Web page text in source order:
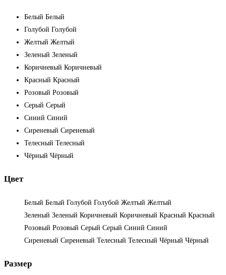
Белый Белый
Голубой Голубой
Желтый Желтый
Зеленый Зеленый
Коричневый Коричневый
Красный Красный
Розовый Розовый
Серый Серый
Синий Синий
Сиреневый Сиреневый
Телесный Телесный
Чёрный Чёрный
Цвет
Белый Белый Голубой Голубой Желтый Желтый
Зеленый Зеленый Коричневый Коричневый Красный Красный
Розовый Розовый Серый Серый Синий Синий
Сиреневый Сиреневый Телесный Телесный Чёрный Чёрный
Размер